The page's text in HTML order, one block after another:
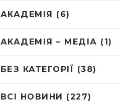
АКАДЕМІЯ (6)
АКАДЕМІЯ – МЕДІА (1)
БЕЗ КАТЕГОРІЇ (38)
ВСІ НОВИНИ (227)